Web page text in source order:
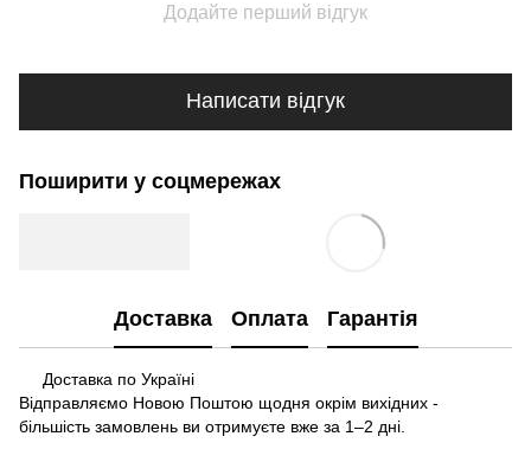
Додайте перший відгук
Написати відгук
Поширити у соцмережах
Доставка Оплата Гарантія
Доставка по Україні
Відправляємо Новою Поштою щодня окрім вихідних -
більшість замовлень ви отримуєте вже за 1–2 дні.